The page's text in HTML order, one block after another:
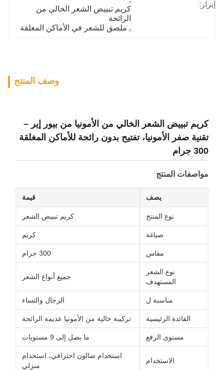
إبراز:
كريم تبييض الشعر الخالي من
الرائحة
, ملصق للشعر في الأماكن المغلقة
وصف المنتج
كريم تبييض الشعر الخالي من الأمونيا من بيور إير –
تقنية صفر الأمونيا، تفتيح بدون رائحة للأماكن المغلقة
300 جرام
مواصفات المنتج
يصف قيمة
نوع المنتج كريم تبييض الشعر
صياغة كريم
مقاس 300 جرام
نوع الشعر
المستهدف
جميع أنواع الشعر
مناسبة ل الرجال والنساء
الفائدة الرئيسية تركيبة خالية من الأمونيا عديمة الرائحة
مستوى الرفع ما يصل إلى 9 مستويات
الاستخدام
استخدام صالون احترافي، استخدام
منزلي